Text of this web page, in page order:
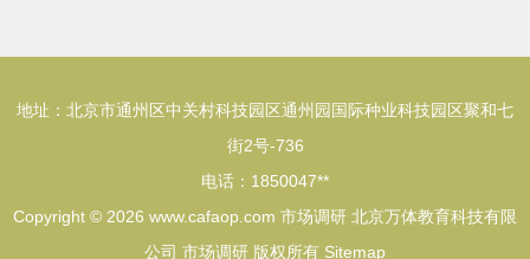
地址：北京市通州区中关村科技园区通州园国际种业科技园区聚和七
街2号-736
电话：1850047**
Copyright © 2026 www.cafaop.com 市场调研 北京万体教育科技有限
公司 市场调研 版权所有 Sitemap